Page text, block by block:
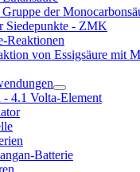
der
Siedepunkte - ZMK
Reaktionen
von Essigsäure mit
4.1 Volta-Element
Batterie